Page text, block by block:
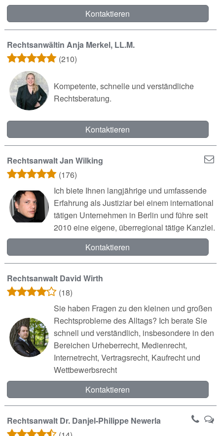
Kontaktieren
Rechtsanwältin Anja Merkel, LL.M.
(210)
Kompetente, schnelle und verständliche
Rechtsberatung.
Kontaktieren
Rechtsanwalt Jan Wilking
(176)
Ich biete Ihnen langjährige und umfassende
Erfahrung als Justiziar bei einem international
tätigen Unternehmen in Berlin und führe seit
2010 eine eigene, überregional tätige Kanzlei.
Kontaktieren
Rechtsanwalt David Wirth
(18)
Sie haben Fragen zu den kleinen und großen
Rechtsprobleme des Alltags? Ich berate Sie
schnell und verständlich, insbesondere in den
Bereichen Urheberrecht, Medienrecht,
Internetrecht, Vertragsrecht, Kaufrecht und
Wettbewerbsrecht
Kontaktieren
Rechtsanwalt Dr. Danjel-Philippe Newerla